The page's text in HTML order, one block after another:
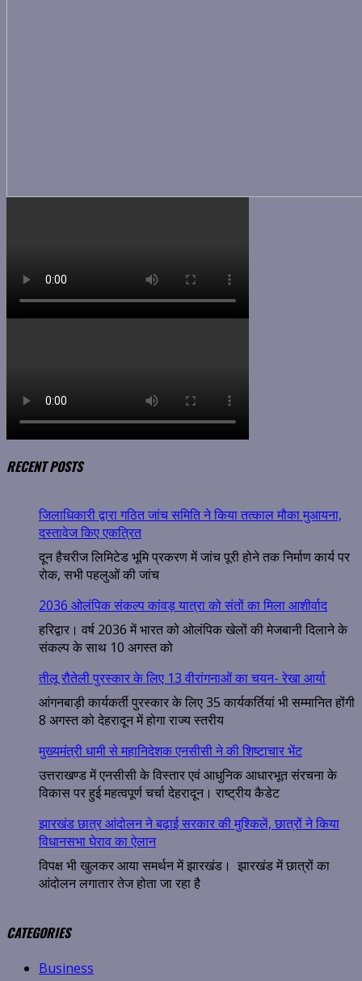
RECENT POSTS
जिलाधिकारी द्वारा गठित जांच समिति ने किया तत्काल मौका मुआयना,
दस्तावेज किए एकत्रित
दून हैचरीज लिमिटेड भूमि प्रकरण में जांच पूरी होने तक निर्माण कार्य पर
रोक, सभी पहलुओं की जांच
2036 ओलंपिक संकल्प कांवड़ यात्रा को संतों का मिला आशीर्वाद
हरिद्वार। वर्ष 2036 में भारत को ओलंपिक खेलों की मेजबानी दिलाने के
संकल्प के साथ 10 अगस्त को
तीलू रौतेली पुरस्कार के लिए 13 वीरांगनाओं का चयन- रेखा आर्या
आंगनबाड़ी कार्यकर्ती पुरस्कार के लिए 35 कार्यकर्तियां भी सम्मानित होंगी
8 अगस्त को देहरादून में होगा राज्य स्तरीय
मुख्यमंत्री धामी से महानिदेशक एनसीसी ने की शिष्टाचार भेंट
उत्तराखण्ड में एनसीसी के विस्तार एवं आधुनिक आधारभूत संरचना के
विकास पर हुई महत्वपूर्ण चर्चा देहरादून। राष्ट्रीय कैडेट
झारखंड छात्र आंदोलन ने बढ़ाई सरकार की मुश्किलें, छात्रों ने किया
विधानसभा घेराव का ऐलान
विपक्ष भी खुलकर आया समर्थन में झारखंड। झारखंड में छात्रों का
आंदोलन लगातार तेज होता जा रहा है
CATEGORIES
Business